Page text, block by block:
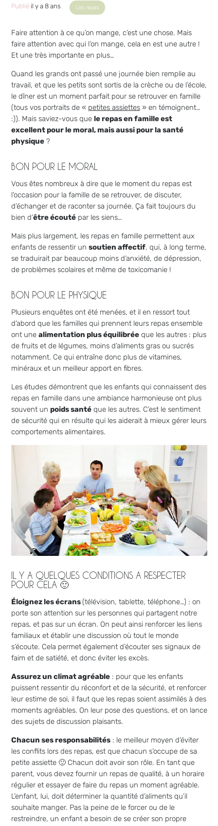
Publié il y a 8 ans Les repas
Faire attention à ce qu’on mange, c’est une chose. Mais
faire attention avec qui l’on mange, cela en est une autre !
Et une très importante en plus…
Quand les grands ont passé une journée bien remplie au
travail, et que les petits sont sortis de la crèche ou de l’école,
le dîner est un moment parfait pour se retrouver en famille
(tous vos portraits de « petites assiettes» en témoignent…
:)). Mais saviez-vous que le repas en famille est
excellent pour le moral, mais aussi pour la santé
physique?
BON POUR LE MORAL
Vous êtes nombreux à dire que le moment du repas est
l’occasion pour la famille de se retrouver, de discuter,
d’échanger et de raconter sa journée. Ça fait toujours du
bien d’être écoutépar les siens…
Mais plus largement, les repas en famille permettent aux
enfants de ressentir un soutien affectif, qui, à long terme,
se traduirait par beaucoup moins d’anxiété, de dépression,
de problèmes scolaires et même de toxicomanie !
BON POUR LE PHYSIQUE
Plusieurs enquêtes ont été menées, et il en ressort tout
d’abord que les familles qui prennent leurs repas ensemble
ont une alimentation plus équilibréeque les autres : plus
de fruits et de légumes, moins d’aliments gras ou sucrés
notamment. Ce qui entraîne donc plus de vitamines,
minéraux et un meilleur apport en fibres.
Les études démontrent que les enfants qui connaissent des
repas en famille dans une ambiance harmonieuse ont plus
souvent un poids santéque les autres. C’est le sentiment
de sécurité qui en résulte qui les aiderait à mieux gérer leurs
comportements alimentaires.
IL Y A QUELQUES CONDITIONS A RESPECTER
POUR CELA 🙂
Éloignez les écrans (télévision, tablette, téléphone…) : on
porte son attention sur les personnes qui partagent notre
repas, et pas sur un écran. On peut ainsi renforcer les liens
familiaux et établir une discussion où tout le monde
s’écoute. Cela permet également d’écouter ses signaux de
faim et de satiété, et donc éviter les excès.
Assurez un climat agréable: pour que les enfants
puissent ressentir du réconfort et de la sécurité, et renforcer
leur estime de soi, il faut que les repas soient assimilés à des
moments agréables. On leur pose des questions, et on lance
des sujets de discussion plaisants.
Chacun ses responsabilités: le meilleur moyen d’éviter
les conflits lors des repas, est que chacun s’occupe de sa
petite assiette 🙂 Chacun doit avoir son rôle. En tant que
parent, vous devez fournir un repas de qualité, à un horaire
régulier et essayer de faire du repas un moment agréable.
L’enfant, lui, doit déterminer la quantité d’aliments qu’il
souhaite manger. Pas la peine de le forcer ou de le
restreindre, un enfant a besoin de se créer son propre